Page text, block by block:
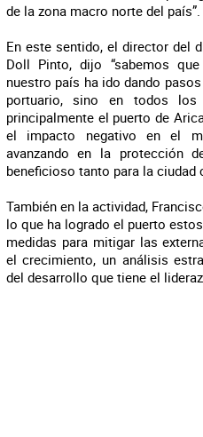
de la zona macro norte del país”.
En este sentido, el director del
Doll Pinto, dijo “sabemos
nuestro país ha ido dando
portuario, sino en todos los
principalmente el puerto de
el impacto negativo en el
avanzando en la protección
beneficioso tanto para la ciudad
También en la actividad,
lo que ha logrado el puerto
medidas para mitigar las
el crecimiento, un análisis
del desarrollo que tiene el